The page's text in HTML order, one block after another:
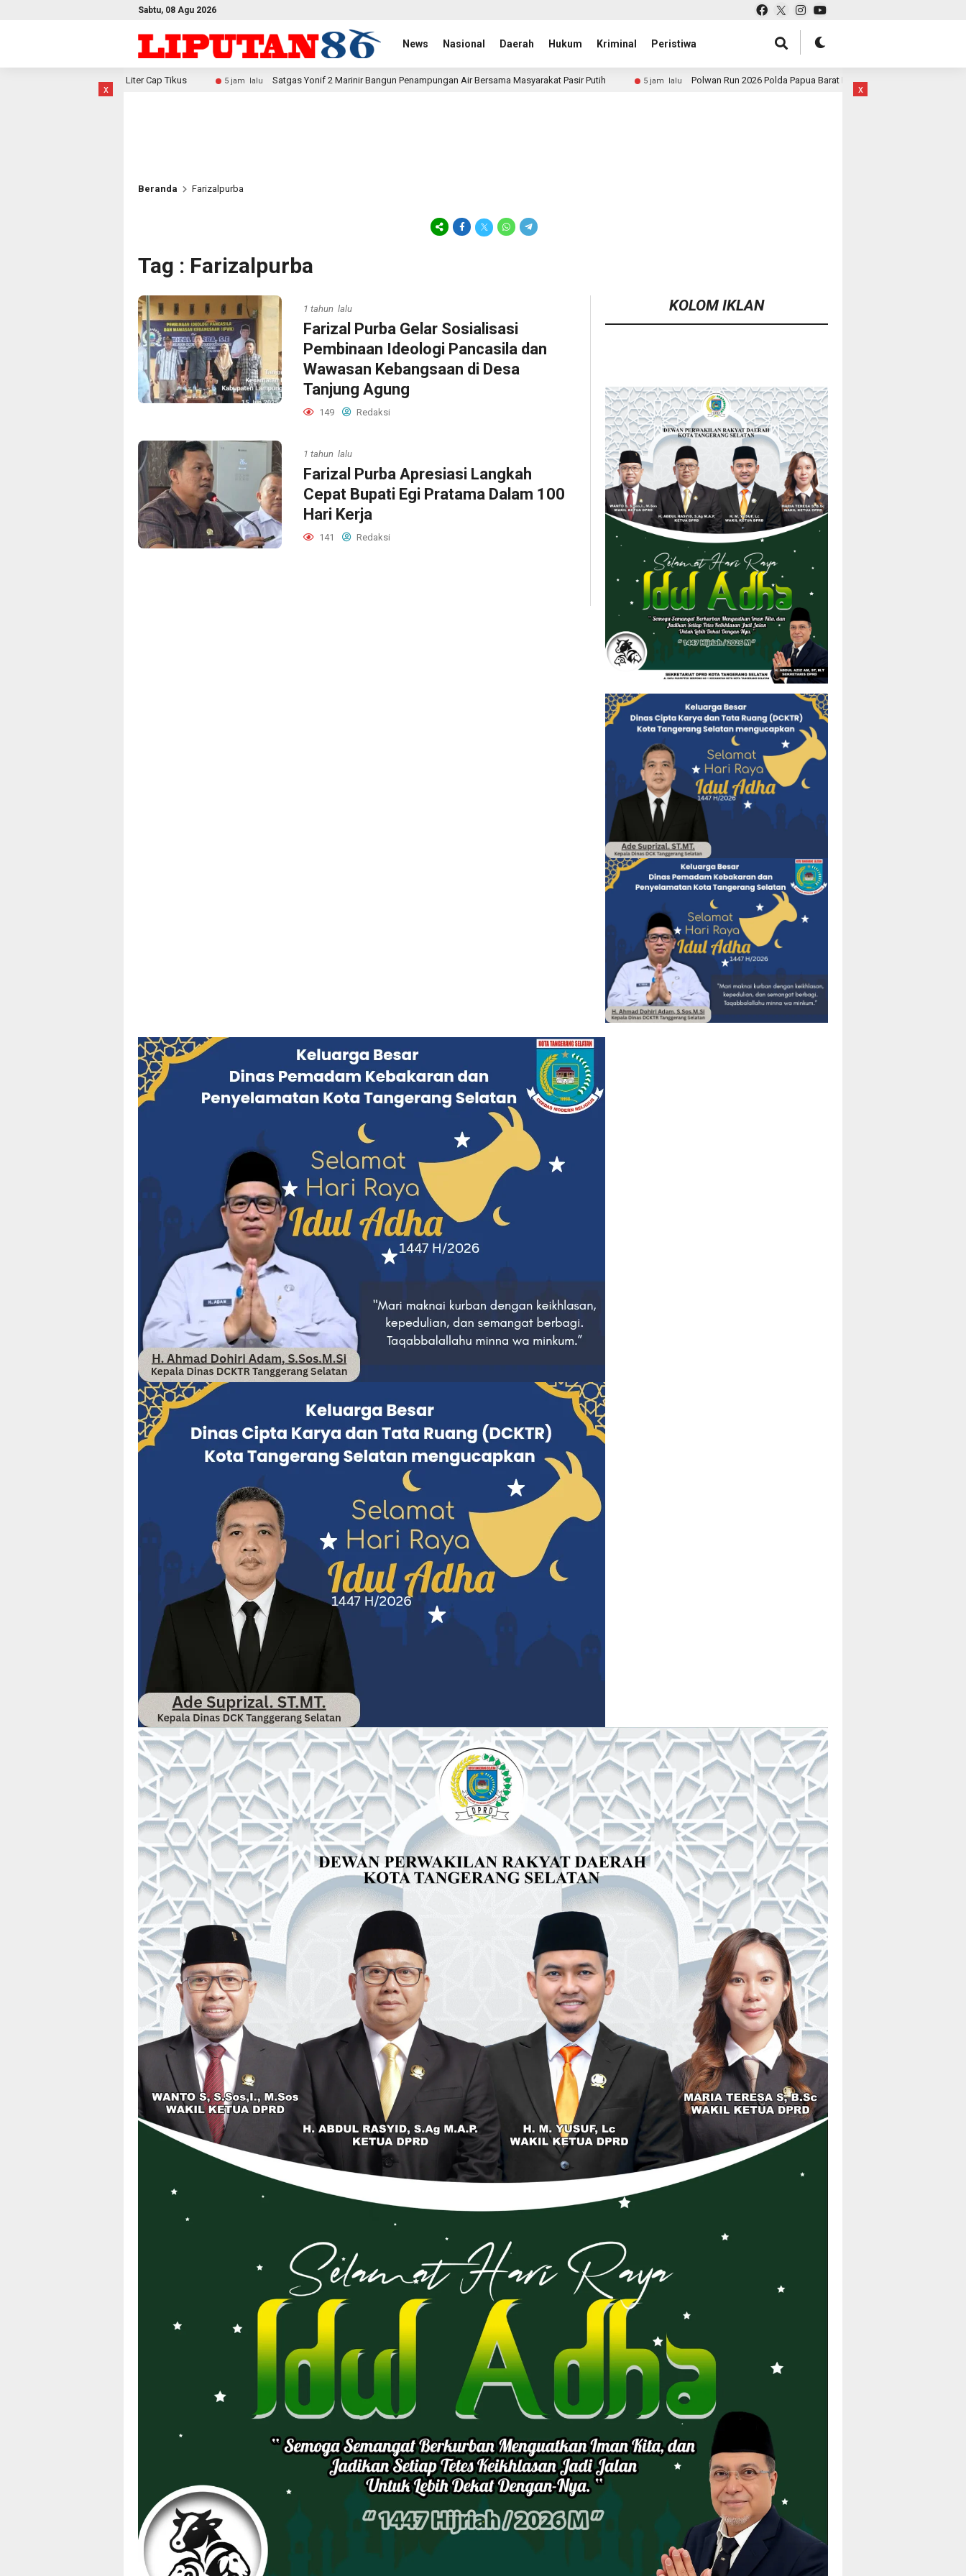
Sabtu, 08 Agu 2026
News Nasional Daerah Hukum Kriminal Peristiwa
x
5 jam lalu Satgas Yonif 2 Marinir Bangun Penampungan Air Bersama Masyarakat Pasir Putih 5 jam lalu Polwan Run 2026 Polda Papua Barat Daya Meriah, Pererat Kebersamaan Polri dan
Beranda Farizalpurba
Tag : Farizalpurba
1 tahun lalu
Farizal Purba Gelar Sosialisasi
Pembinaan Ideologi Pancasila dan
Wawasan Kebangsaan di Desa
Tanjung Agung
149 Redaksi
1 tahun lalu
Farizal Purba Apresiasi Langkah
Cepat Bupati Egi Pratama Dalam 100
Hari Kerja
141 Redaksi
KOLOM IKLAN
x